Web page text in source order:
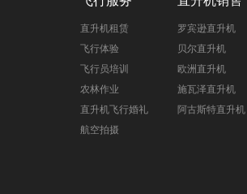
直升机租赁
飞行体验
飞行员培训
农林作业
直升机飞行婚礼
航空拍摄
罗宾逊直升机
贝尔直升机
欧洲直升机
施瓦泽直升机
阿古斯特直升机